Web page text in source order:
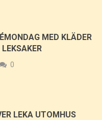
MED KLÄDER
0
LEKA UTOMHUS